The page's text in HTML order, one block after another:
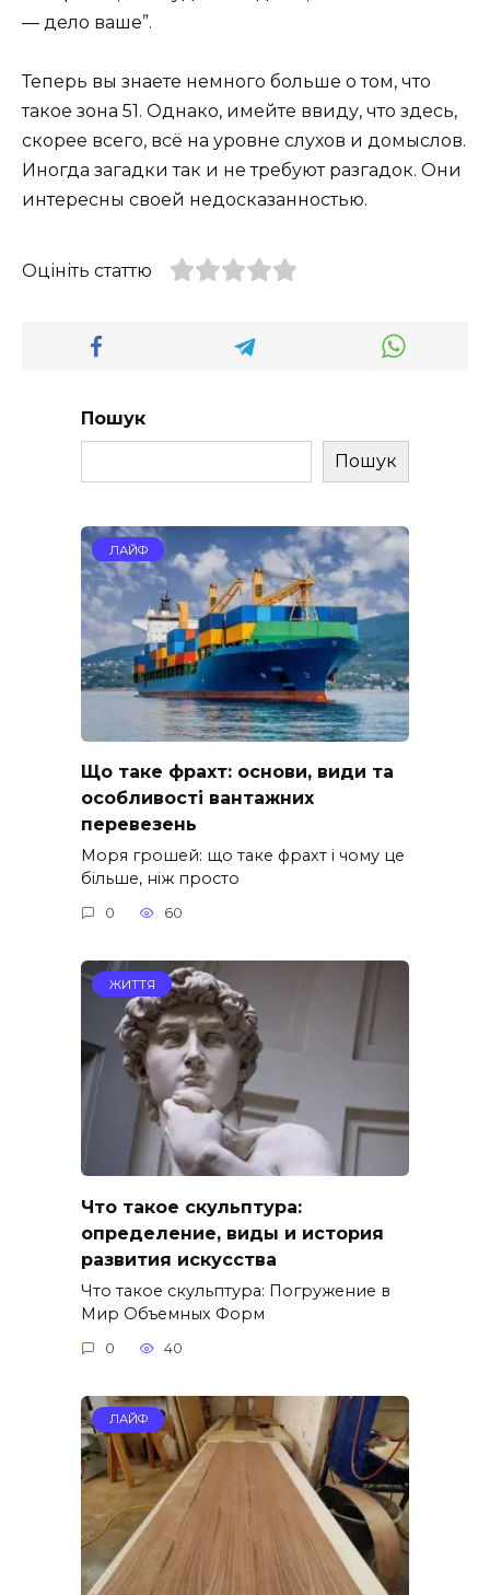
— дело ваше”.
Теперь вы знаете немного больше о том, что
такое зона 51. Однако, имейте ввиду, что здесь,
скорее всего, всё на уровне слухов и домыслов.
Иногда загадки так и не требуют разгадок. Они
интересны своей недосказанностью.
Оцініть статтю
Пошук
Пошук
ЛАЙФ
Що таке фрахт: основи, види та
особливості вантажних
перевезень
Моря грошей: що таке фрахт і чому це
більше, ніж просто
0 60
ЖИТТЯ
Что такое скульптура:
определение, виды и история
развития искусства
Что такое скульптура: Погружение в
Мир Объемных Форм
0 40
ЛАЙФ